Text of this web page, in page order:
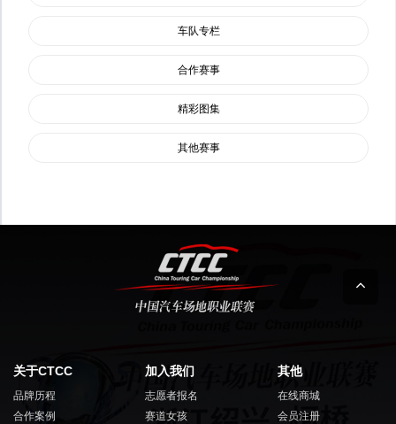
车队专栏
合作赛事
精彩图集
其他赛事
关于CTCC
品牌历程
合作案例
加入我们
志愿者报名
赛道女孩
其他
在线商城
会员注册